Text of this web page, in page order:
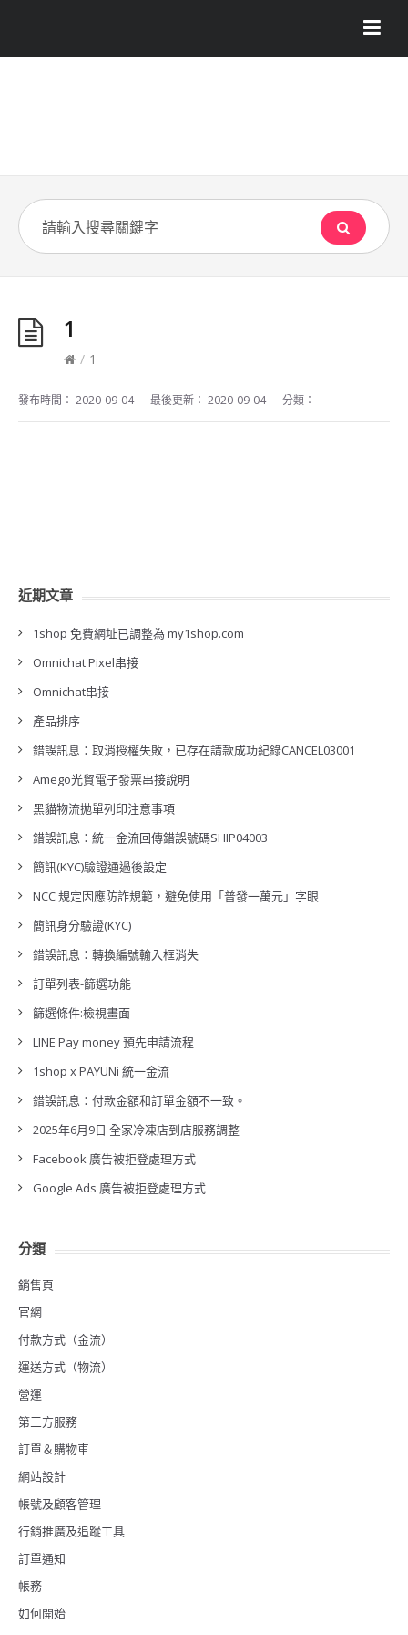
1
/ 1
發布時間： 2020-09-04 最後更新： 2020-09-04 分類：
近期文章
1shop 免費網址已調整為 my1shop.com
Omnichat Pixel串接
Omnichat串接
產品排序
錯誤訊息：取消授權失敗，已存在請款成功紀錄CANCEL03001
Amego光貿電子發票串接說明
黑貓物流拋單列印注意事項
錯誤訊息：統一金流回傳錯誤號碼SHIP04003
簡訊(KYC)驗證通過後設定
NCC 規定因應防詐規範，避免使用「普發一萬元」字眼
簡訊身分驗證(KYC)
錯誤訊息：轉換編號輸入框消失
訂單列表-篩選功能
篩選條件:檢視畫面
LINE Pay money 預先申請流程
1shop x PAYUNi 統一金流
錯誤訊息：付款金額和訂單金額不一致。
2025年6月9日 全家冷凍店到店服務調整
Facebook 廣告被拒登處理方式
Google Ads 廣告被拒登處理方式
分類
銷售頁
官網
付款方式（金流）
運送方式（物流）
營運
第三方服務
訂單＆購物車
網站設計
帳號及顧客管理
行銷推廣及追蹤工具
訂單通知
帳務
如何開始